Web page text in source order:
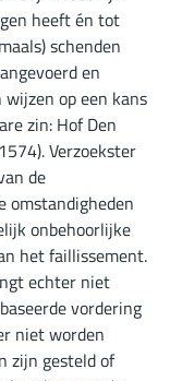
heeft én tot
schenden
en
op een kans
zin: Hof Den
). Verzoekster
de
omstandigheden
onbehoorlijke
het faillissement.
echter niet
vordering
niet worden
zijn gesteld of